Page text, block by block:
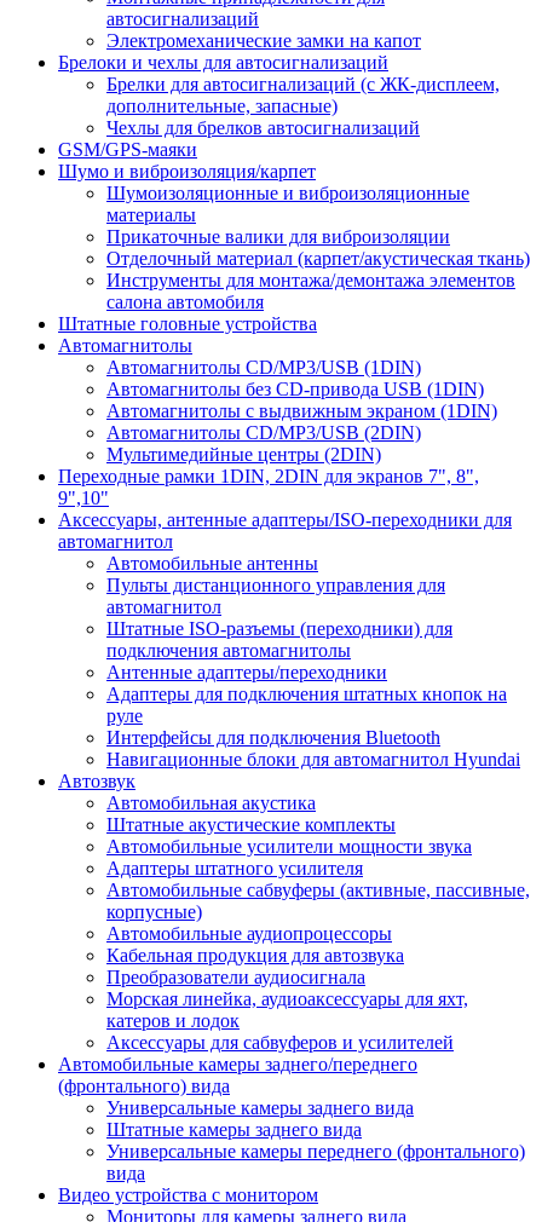
автосигнализаций
Электромеханические замки на капот
Брелоки и чехлы для автосигнализаций
Брелки для автосигнализаций (с ЖК-дисплеем,
дополнительные, запасные)
Чехлы для брелков автосигнализаций
GSM/GPS-маяки
Шумо и виброизоляция/карпет
Шумоизоляционные и виброизоляционные
материалы
Прикаточные валики для виброизоляции
Отделочный материал (карпет/акустическая ткань)
Инструменты для монтажа/демонтажа элементов
салона автомобиля
Штатные головные устройства
Автомагнитолы
Автомагнитолы CD/MP3/USB (1DIN)
Автомагнитолы без CD-привода USB (1DIN)
Автомагнитолы с выдвижным экраном (1DIN)
Автомагнитолы CD/MP3/USB (2DIN)
Мультимедийные центры (2DIN)
Переходные рамки 1DIN, 2DIN для экранов 7", 8",
9",10"
Аксессуары, антенные адаптеры/ISO-переходники для
автомагнитол
Автомобильные антенны
Пульты дистанционного управления для
автомагнитол
Штатные ISO-разъемы (переходники) для
подключения автомагнитолы
Антенные адаптеры/переходники
Адаптеры для подключения штатных кнопок на
руле
Интерфейсы для подключения Bluetooth
Навигационные блоки для автомагнитол Hyundai
Автозвук
Автомобильная акустика
Штатные акустические комплекты
Автомобильные усилители мощности звука
Адаптеры штатного усилителя
Автомобильные сабвуферы (активные, пассивные,
корпусные)
Автомобильные аудиопроцессоры
Кабельная продукция для автозвука
Преобразователи аудиосигнала
Морская линейка, аудиоаксессуары для яхт,
катеров и лодок
Аксессуары для сабвуферов и усилителей
Автомобильные камеры заднего/переднего
(фронтального) вида
Универсальные камеры заднего вида
Штатные камеры заднего вида
Универсальные камеры переднего (фронтального)
вида
Видео устройства c монитором
Мониторы для камеры заднего вида